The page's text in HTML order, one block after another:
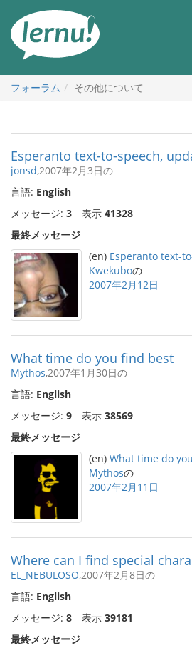
フォーラム
その他について
Esperanto text-to-speech,
jonsd,2007年2月3日の
言語: English
メッセージ: 3 表示 41328
最終メッセージ
(en) Esperanto text-
Kwekuboの
2007年2月12日
What time do you find best
Mythos,2007年1月30日の
言語: English
メッセージ: 9 表示 38569
最終メッセージ
(en) What time do
Mythosの
2007年2月11日
Where can I find special
EL_NEBULOSO,2007年2月8日の
言語: English
メッセージ: 8 表示 39181
最終メッセージ